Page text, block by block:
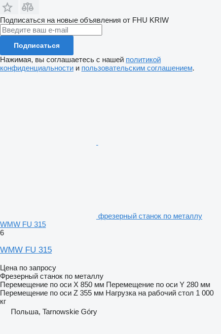
Подписаться на новые объявления от FHU KRIW
Подписаться
Нажимая, вы соглашаетесь с нашей политикой
конфиденциальности и пользовательским соглашением.
фрезерный станок по металлу
WMW FU 315
6
WMW FU 315
Цена по запросу
Фрезерный станок по металлу
Перемещение по оси X 850 мм Перемещение по оси Y 280 мм
Перемещение по оси Z 355 мм Нагрузка на рабочий стол 1 000
кг
Польша, Tarnowskie Góry